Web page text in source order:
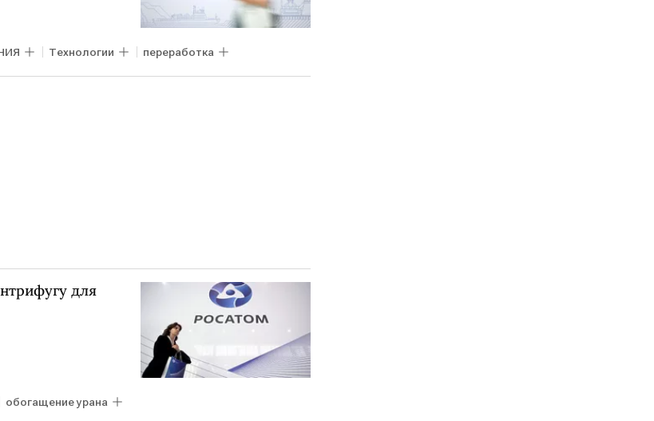
Технологии переработка
для
обогащение урана